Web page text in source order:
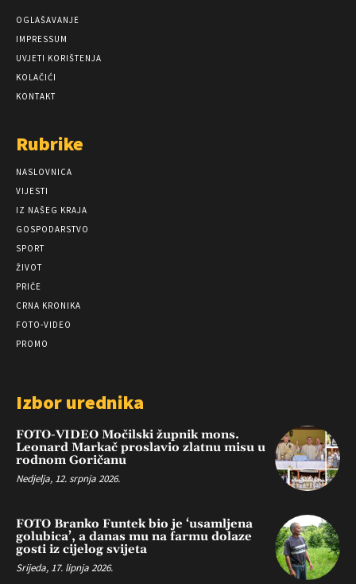
OGLAŠAVANJE
IMPRESSUM
UVJETI KORIŠTENJA
KOLAČIĆI
KONTAKT
Rubrike
NASLOVNICA
VIJESTI
IZ NAŠEG KRAJA
GOSPODARSTVO
SPORT
ŽIVOT
PRIČE
CRNA KRONIKA
FOTO-VIDEO
PROMO
Izbor urednika
FOTO-VIDEO Močilski župnik mons.
Leonard Markač proslavio zlatnu misu u
rodnom Goričanu
Nedjelja, 12. srpnja 2026.
FOTO Branko Funtek bio je ‘usamljena
golubica’, a danas mu na farmu dolaze
gosti iz cijelog svijeta
Srijeda, 17. lipnja 2026.